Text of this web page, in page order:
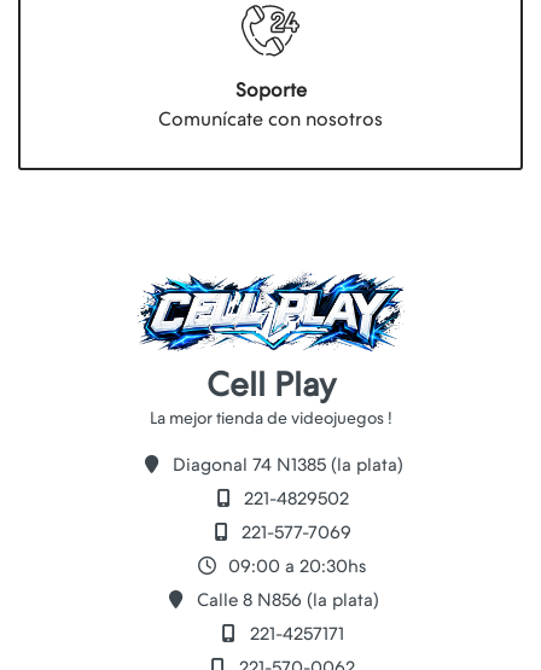
Soporte
Comunícate con nosotros
Cell Play
Diagonal 74 N1385 (la plata)
221-4829502
221-577-7069
09:00 a 20:30hs
Calle 8 N856 (la plata)
221-4257171